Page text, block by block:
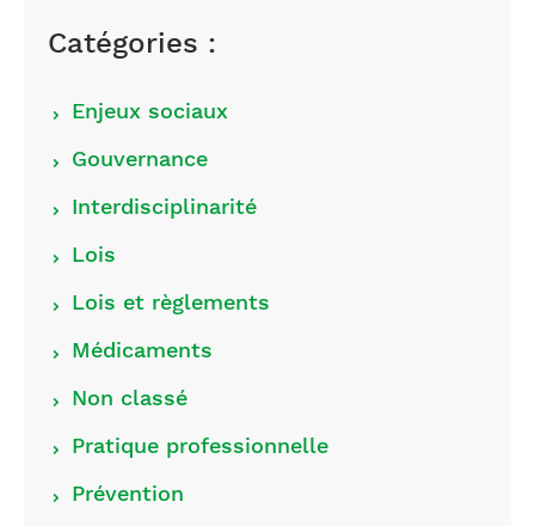
Catégories :
Choisir
catégories
Enjeux sociaux
Gouvernance
Interdisciplinarité
Lois
Lois et règlements
Médicaments
Non classé
Pratique professionnelle
Prévention